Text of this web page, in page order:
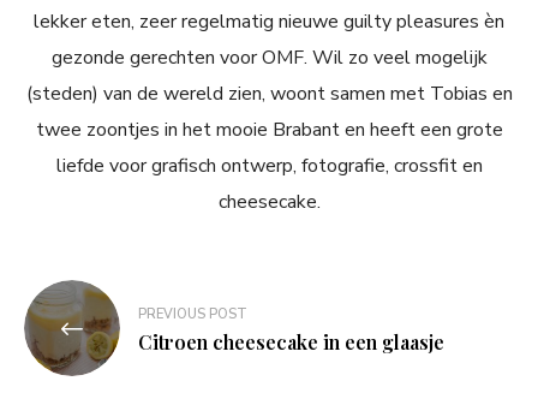
lekker eten, zeer regelmatig nieuwe guilty pleasures èn
gezonde gerechten voor OMF. Wil zo veel mogelijk
(steden) van de wereld zien, woont samen met Tobias en
twee zoontjes in het mooie Brabant en heeft een grote
liefde voor grafisch ontwerp, fotografie, crossfit en
cheesecake.
Bericht
navigatie
PREVIOUS POST
Citroen cheesecake in een glaasje